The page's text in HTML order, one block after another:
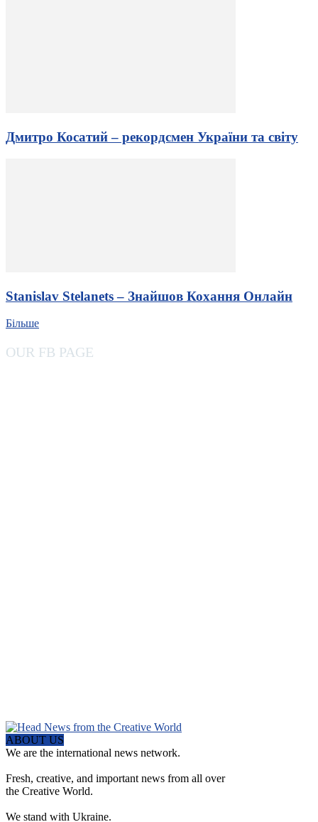
Дмитро Косатий – рекордсмен України та світу
Stanislav Stelanets – Знайшов Кохання Онлайн
Більше
OUR FB PAGE
ABOUT US
We are the international news network.
Fresh, creative, and important news from all over
the Creative World.
We stand with Ukraine.